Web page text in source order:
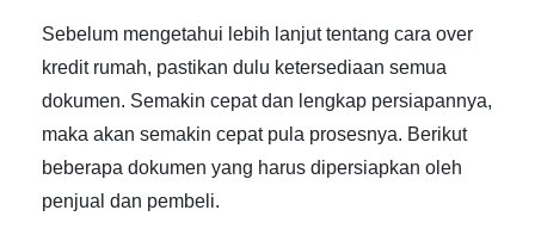
Sebelum mengetahui lebih lanjut tentang cara over
kredit rumah, pastikan dulu ketersediaan semua
dokumen. Semakin cepat dan lengkap persiapannya,
maka akan semakin cepat pula prosesnya. Berikut
beberapa dokumen yang harus dipersiapkan oleh
penjual dan pembeli.